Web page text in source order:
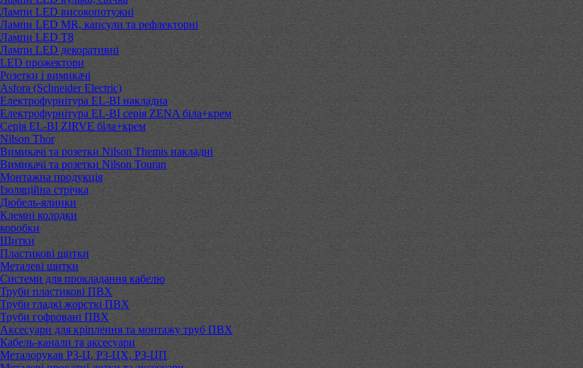
Лампи LED високопотужні
Лампи LED MR, капсули та рефлекторні
Лампи LED Т8
Лампи LED декоративні
LED прожектори
Розетки і вимикачі
Asfora (Schneider Electric)
Електрофурнітура EL-BI накладна
Електрофурнітура EL-BI серія ZENA біла+крем
Серія EL-BI ZIRVE біла+крем
Nilson Thor
Вимикачі та розетки Nilson Themis накладні
Вимикачі та розетки Nilson Touran
Монтажна продукція
Ізоляційна стрічка
Дюбель-ялинки
Клемні колодки
коробки
Щитки
Пластикові щитки
Металеві щитки
Системи для прокладання кабелю
Труби пластикові ПВХ
Труби гладкі жорсткі ПВХ
Труби гофровані ПВХ
Аксесуари для кріплення та монтажу труб ПВХ
Кабель-канали та аксесуари
Металорукав РЗ-Ц, РЗ-ЦХ, РЗ-ЦП